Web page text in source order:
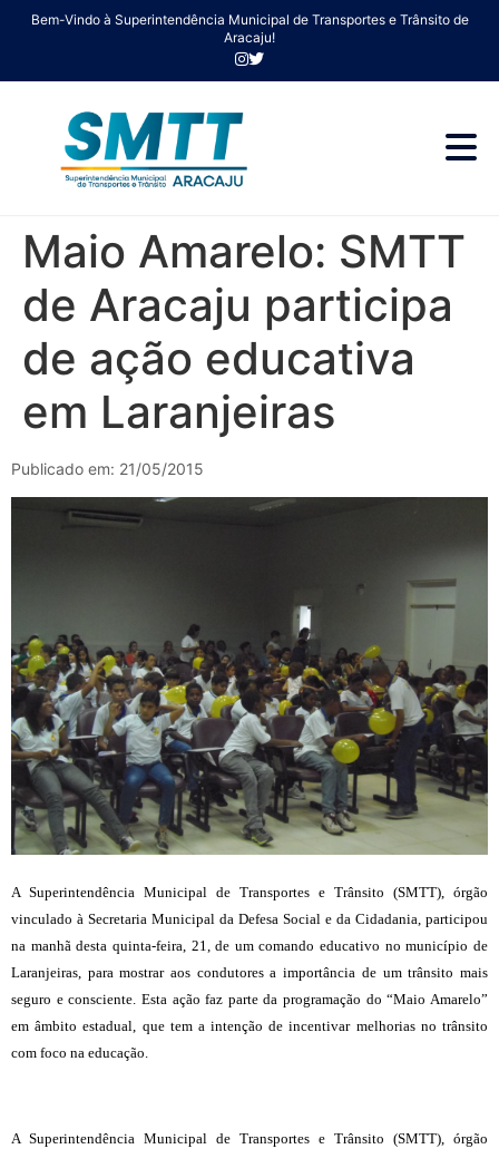
Bem-Vindo à Superintendência Municipal de Transportes e Trânsito de
Aracaju!
Maio Amarelo: SMTT
de Aracaju participa
de ação educativa
em Laranjeiras
Publicado em: 21/05/2015
A Superintendência Municipal de Transportes e Trânsito (SMTT), órgão
vinculado à Secretaria Municipal da Defesa Social e da Cidadania, participou
na manhã desta quinta-feira, 21, de um comando educativo no município de
Laranjeiras, para mostrar aos condutores a importância de um trânsito mais
seguro e consciente. Esta ação faz parte da programação do “Maio Amarelo”
em âmbito estadual, que tem a intenção de incentivar melhorias no trânsito
com foco na educação.
A Superintendência Municipal de Transportes e Trânsito (SMTT), órgão